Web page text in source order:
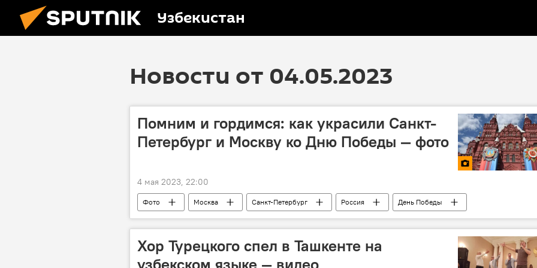
Узбекистан
Новости от 04.05.2023
Помним и гордимся: как украсили Санкт-
Петербург и Москву ко Дню Победы — фото
4 мая 2023, 22:00
Фото Москва Санкт-Петербург Россия День Победы
Хор Турецкого спел в Ташкенте на